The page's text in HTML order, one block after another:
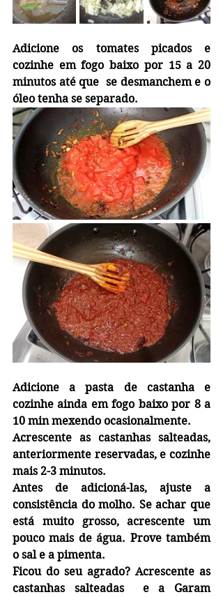
Adicione os tomates picados e
cozinhe em fogo baixo por 15 a 20
minutos até que  se desmanchem e o
óleo tenha se separado.
Adicione a pasta de castanha e
cozinhe ainda em fogo baixo por 8 a
10 min mexendo ocasionalmente.
Acrescente as castanhas salteadas,
anteriormente reservadas, e cozinhe
mais 2-3 minutos.
Antes de adicioná-las, ajuste a
consistência do molho. Se achar que
está muito grosso, acrescente um
pouco mais de água. Prove também
o sal e a pimenta.
Ficou do seu agrado? Acrescente as
castanhas salteadas  e a Garam